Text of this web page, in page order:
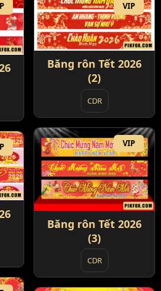
VIP
Băng rôn Tết 2026
(2)
CDR
VIP
Băng rôn Tết 2026
(3)
CDR